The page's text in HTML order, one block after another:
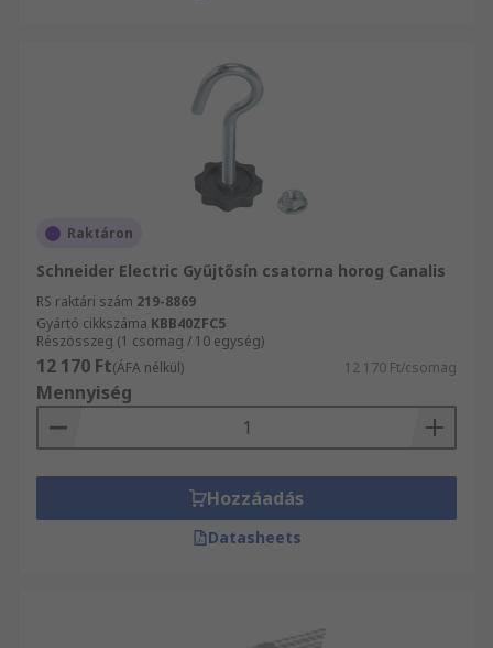
Raktáron
Schneider Electric Gyűjtősín csatorna horog Canalis
RS raktári szám 219-8869
Gyártó cikkszáma KBB40ZFC5
Részösszeg (1 csomag / 10 egység)
12 170 Ft(ÁFA nélkül) 12 170 Ft/csomag
Mennyiség
Hozzáadás
Datasheets